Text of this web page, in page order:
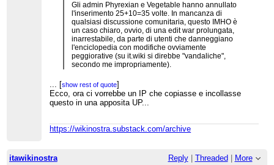
Gli admin Phyrexian e Vegetable hanno annullato
l'inserimento 25+10=35 volte. In mancanza di
qualsiasi discussione comunitaria, questo IMHO è
un caso chiaro, ovvio, di una edit war prolungata,
inarrestabile, da parte di utenti che danneggiano
l'enciclopedia con modifiche ovviamente
peggiorative (su it.wiki si direbbe "vandaliche",
secondo me impropriamente).
E più importante ancora, è la prova empirica del
fatto che gli admin hanno uno strapotere
editoriale (cioè nella definizione dei contenuti
delle voci) che è privo di controlli sufficienti (ad
frustrare gli utenti periferici (in questo caso,
decine di utenti) che si vedono annullate le loro
gli admin in questione hanno perso qualsasi
[show rest of quote]
Ecco, ora ci vorrebbe un IP che copiasse e incollasse
questo in una apposita UP...
https://wikinostra.substack.com/archive
itawikinostra Reply| Threaded
More